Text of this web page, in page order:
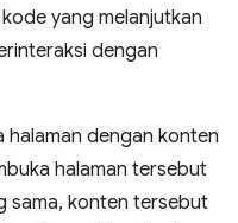
yang melanjutkan
dengan
halaman dengan konten
halaman tersebut
sama, konten tersebut